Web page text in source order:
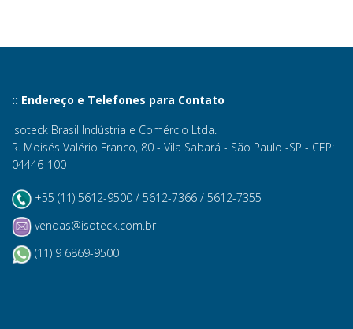
:: Endereço e Telefones para Contato
Isoteck Brasil Indústria e Comércio Ltda.
R. Moisés Valério Franco, 80 - Vila Sabará - São Paulo -SP - CEP:
04446-100
+55 (11) 5612-9500 / 5612-7366 / 5612-7355
vendas@isoteck.com.br
(11) 9 6869-9500